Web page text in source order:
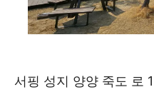
서핑 성지 양양 죽도 로